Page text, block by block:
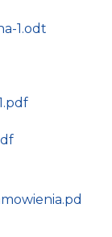
1.odt